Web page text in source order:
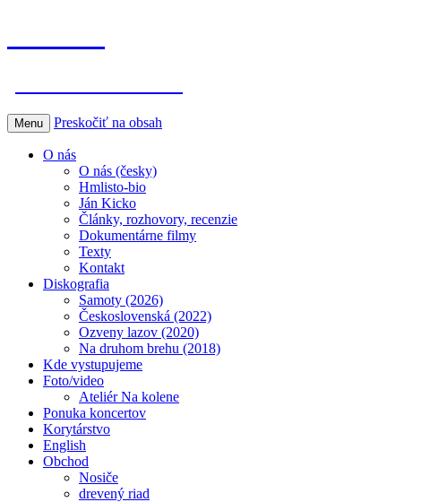
Menu Preskočiť na obsah
O nás
O nás (česky)
Hmlisto-bio
Ján Kicko
Články, rozhovory, recenzie
Dokumentárne filmy
Texty
Kontakt
Diskografia
Samoty (2026)
Československá (2022)
Ozveny lazov (2020)
Na druhom brehu (2018)
Kde vystupujeme
Foto/video
Ateliér Na kolene
Ponuka koncertov
Korytárstvo
English
Obchod
Nosiče
drevený riad